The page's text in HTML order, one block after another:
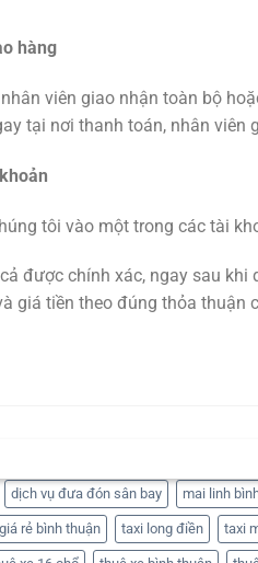
hàng
viên giao nhận toàn bộ
tại nơi thanh toán, nhân viên
tôi vào một trong các tài
được chính xác, ngay sau
giá tiền theo đúng thỏa thuận
dịch vụ đưa đón sân bay mai linh
rẻ bình thuận taxi long điền taxi